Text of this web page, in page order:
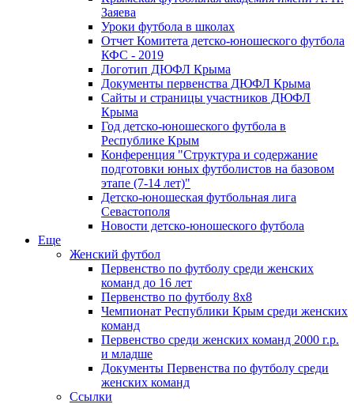
Заяева
Уроки футбола в школах
Отчет Комитета детско-юношеского футбола
КФС - 2019
Логотип ДЮФЛ Крыма
Документы первенства ДЮФЛ Крыма
Сайты и страницы участников ДЮФЛ
Крыма
Год детско-юношеского футбола в
Республике Крым
Конференция "Структура и содержание
подготовки юных футболистов на базовом
этапе (7-14 лет)"
Детско-юношеская футбольная лига
Севастополя
Новости детско-юношеского футбола
Еще
Женский футбол
Первенство по футболу среди женских
команд до 16 лет
Первенство по футболу 8х8
Чемпионат Республики Крым среди женских
команд
Первенство среди женских команд 2000 г.р.
и младше
Документы Первенства по футболу среди
женских команд
Ссылки